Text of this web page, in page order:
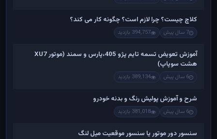
کلاچ چیست؟ چرا لازم است؟ چگونه کار می کند؟
7 سال پیش 394,757 بازدید
آموزش تعویض تسمه تایم پژو 405،پارس و سمند (موتور XU7
هشت سوپاپ)
6 سال پیش 389,134 بازدید
شرح و آموزش پولیش رنگ و بدنه خودرو
6 سال پیش 381,018 بازدید
سنسور دور موتور یا سنسور موقعیت میل لنگ